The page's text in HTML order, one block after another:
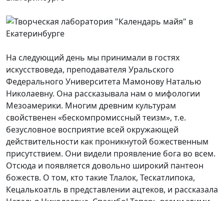
На следующий день мы принимали в гостях
искусствоведа, преподавателя Уральского
Федерального Университета Мамонову Наталью
Николаевну. Она рассказывала нам о мифологии
Мезоамерики. Многим древним культурам
свойственен «бескомпромиссный теизм», т.е.
безусловное восприятие всей окружающей
действительности как проникнутой божественным
присутствием. Они видели проявление бога во всем.
Отсюда и появляется довольно широкий пантеон
божеств. О том, кто такие Тлалок, Тескатлипока,
Кецалькоатль в представлении ацтеков, и рассказала